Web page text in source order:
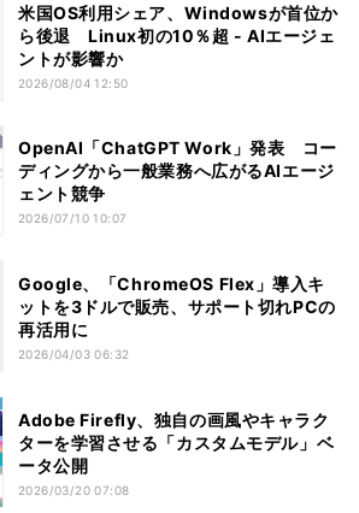
米国OS利用シェア、Windowsが首位か
ら後退 Linux初の10％超 - AIエージェ
ントが影響か
2026/08/04 12:50
OpenAI「ChatGPT Work」発表 コー
ディングから一般業務へ広がるAIエージ
ェント競争
2026/07/10 10:07
Google、「ChromeOS Flex」導入キ
ットを3ドルで販売、サポート切れPCの
再活用に
2026/04/03 06:32
Adobe Firefly、独自の画風やキャラク
ターを学習させる「カスタムモデル」ベ
ータ公開
2026/03/20 07:08